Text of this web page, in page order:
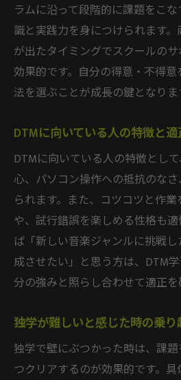
ラムに沿って段階的に課題をこ
識と実践力を身につけられます
が出たタイミングでスクールの
効果的です。自分の得意・不得
法を選ぶことが成長の鍵となりま
DTMに向いている人の特徴と
DTMに向いている人の特徴とし
心、パソコン操作への抵抗のな
られます。また、コツコツと作
や、試行錯誤を楽しめる性格も
ば「新しい音楽ジャンルに挑戦
成させたい」と思う方は、DTM
分の強みと照らし合わせて適正を
独学が難しいと感じた時の乗
独学で壁にぶつかった時は、課
つクリアするのが効果的です。